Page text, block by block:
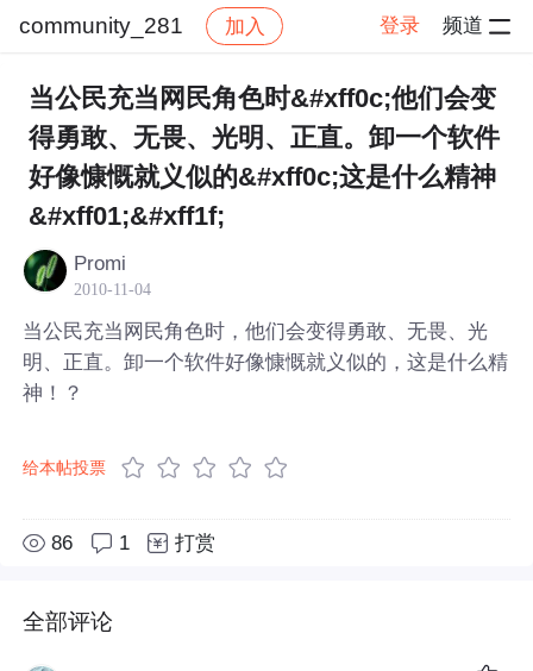
community_281 加入 登录 频道
社区 community_281 帖子详情
当公民充当网民角色时&#xff0c;他们会变
得勇敢、无畏、光明、正直。卸一个软件
好像慷慨就义似的&#xff0c;这是什么精神
&#xff01;&#xff1f;
Promi
2010-11-04
当公民充当网民角色时，他们会变得勇敢、无畏、光
明、正直。卸一个软件好像慷慨就义似的，这是什么精
神！？
给本帖投票
86 1 打赏
全部评论